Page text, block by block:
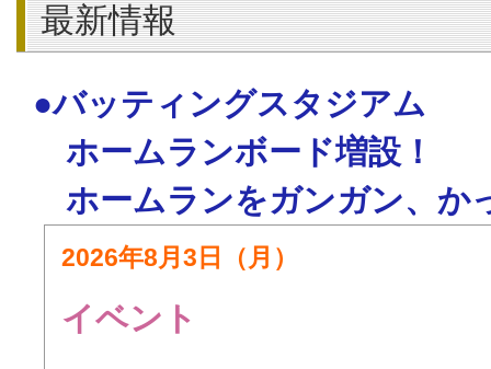
最新情報
●バッティングスタジアム
ホームランボード増設！
ホームランをガンガン、か
2026年8月3日（月）
イベント